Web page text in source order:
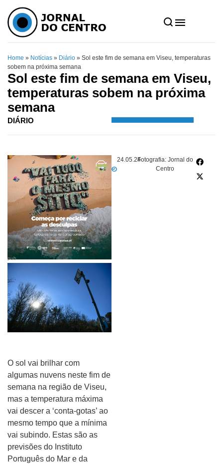
Home » Notícias » Diário » Sol este fim de semana em Viseu, temperaturas
sobem na próxima semana
Sol este fim de semana em Viseu,
temperaturas sobem na próxima
semana
DIÁRIO
24.05.24Fotografia: Jornal do
Centro
pub
O sol vai brilhar com
algumas nuvens neste fim de
semana na região de Viseu,
mas a temperatura máxima
vai descer a ‘conta-gotas’ ao
mesmo tempo que a mínima
vai subindo. Estas são as
previsões do Instituto
Português do Mar e da